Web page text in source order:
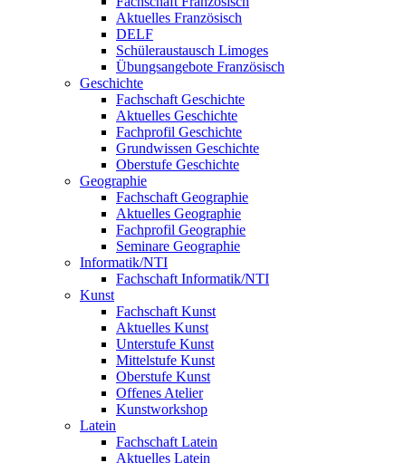
Aktuelles Französisch
DELF
Schüleraustausch Limoges
Übungsangebote Französisch
Geschichte
Fachschaft Geschichte
Aktuelles Geschichte
Fachprofil Geschichte
Grundwissen Geschichte
Oberstufe Geschichte
Geographie
Fachschaft Geographie
Aktuelles Geographie
Fachprofil Geographie
Seminare Geographie
Informatik/NTI
Fachschaft Informatik/NTI
Kunst
Fachschaft Kunst
Aktuelles Kunst
Unterstufe Kunst
Mittelstufe Kunst
Oberstufe Kunst
Offenes Atelier
Kunstworkshop
Latein
Fachschaft Latein
Aktuelles Latein